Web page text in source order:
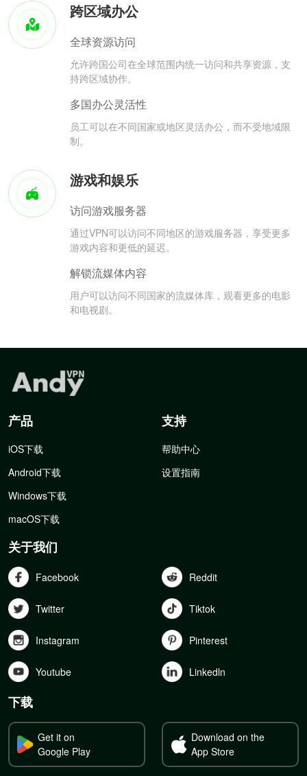
跨区域办公
全球资源访问
允许跨国公司在全球范围内统一访问和共享资源，支
持跨区域协作。
多国办公灵活性
员工可以在不同国家或地区灵活办公，而不受地域限
制。
游戏和娱乐
访问游戏服务器
通过VPN可以访问不同地区的游戏服务器，享受更多
游戏内容和更低的延迟。
解锁流媒体内容
用户可以访问不同国家的流媒体库，观看更多的电影
和电视剧。
产品
iOS下载
Android下载
Windows下载
macOS下载
支持
帮助中心
设置指南
关于我们
Facebook Reddit
Twitter Tiktok
Instagram Pinterest
Youtube Linkedln
下载
Get it on
Google Play
Download on the
App Store